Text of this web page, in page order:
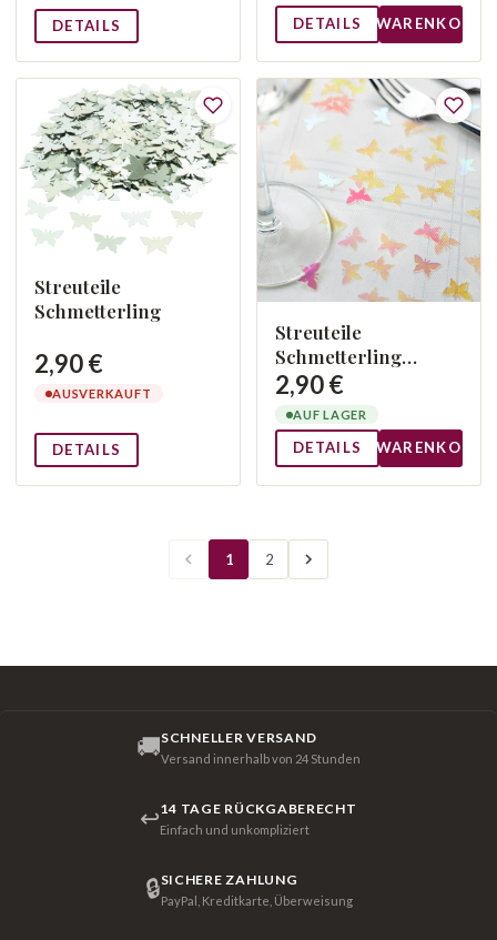
DETAILS DETAILS WARENKORB
Streuteile
Schmetterling
2,90 €
AUSVERKAUFT
DETAILS
Streuteile
Schmetterling
Regenbogen
2,90 €
AUF LAGER
DETAILS WARENKORB
1 2
🚚SCHNELLER VERSAND
Versand innerhalb von 24 Stunden
↩14 TAGE RÜCKGABERECHT
Einfach und unkompliziert
🔒SICHERE ZAHLUNG
PayPal, Kreditkarte, Überweisung